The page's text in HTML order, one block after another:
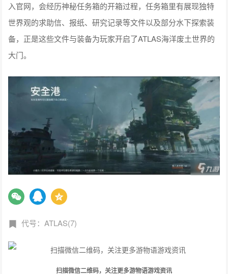
备，正是这些文件与装备为玩家开启了ATLAS海洋废土世界的
大门。
代号：ATLAS(7)
版权声明:本文由来源九游，由 Gameib.cn 整理编辑，文章内容系作者个人观点，不代